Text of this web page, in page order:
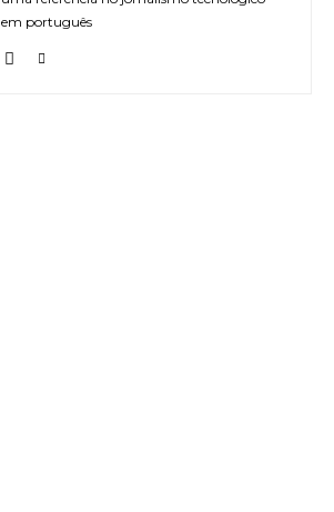
em português